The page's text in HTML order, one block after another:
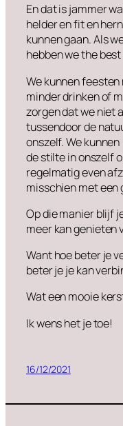
En dat is jammer
helder en fit en
kunnen gaan. Als
hebben we the
We kunnen
minder drinken of
zorgen dat we niet
tussendoor de
onszelf. We
de stilte in onszelf
regelmatig even
misschien met een
Op die manier blijf
meer kan genieten
Want hoe beter je
beter je je kan
Wat een mooie
Ik wens het je toe!
16/12/2021